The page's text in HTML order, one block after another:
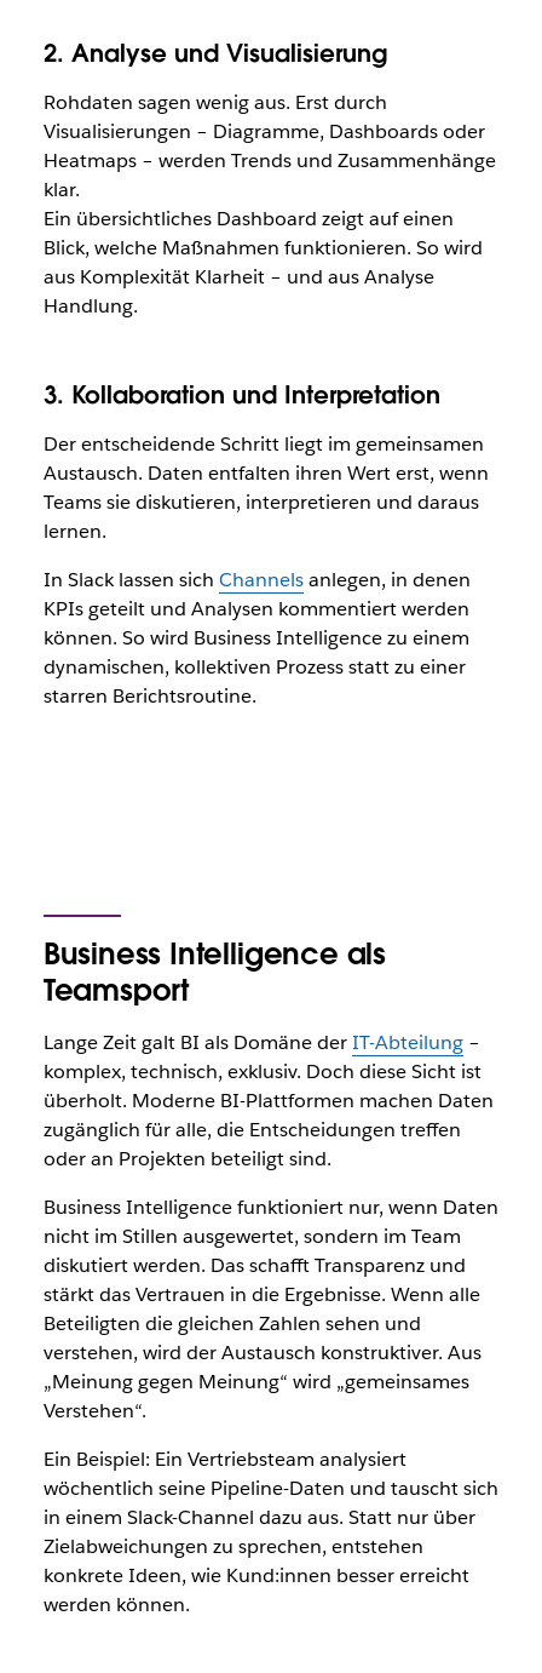
2. Analyse und Visualisierung
Rohdaten sagen wenig aus. Erst durch
Visualisierungen – Diagramme, Dashboards oder
Heatmaps – werden Trends und Zusammenhänge
klar.
Ein übersichtliches Dashboard zeigt auf einen
Blick, welche Maßnahmen funktionieren. So wird
aus Komplexität Klarheit – und aus Analyse
Handlung.
3. Kollaboration und Interpretation
Der entscheidende Schritt liegt im gemeinsamen
Austausch. Daten entfalten ihren Wert erst, wenn
Teams sie diskutieren, interpretieren und daraus
lernen.
In Slack lassen sich Channelsanlegen, in denen
KPIs geteilt und Analysen kommentiert werden
können. So wird Business Intelligence zu einem
dynamischen, kollektiven Prozess statt zu einer
starren Berichtsroutine.
Business Intelligence als
Teamsport
Lange Zeit galt BI als Domäne derIT-Abteilung–
komplex, technisch, exklusiv. Doch diese Sicht ist
überholt. Moderne BI-Plattformen machen Daten
zugänglich für alle, die Entscheidungen treffen
oder an Projekten beteiligt sind.
Business Intelligence funktioniert nur, wenn Daten
nicht im Stillen ausgewertet, sondern im Team
diskutiert werden. Das schafft Transparenz und
stärkt das Vertrauen in die Ergebnisse. Wenn alle
Beteiligten die gleichen Zahlen sehen und
verstehen, wird der Austausch konstruktiver. Aus
„Meinung gegen Meinung“ wird „gemeinsames
Verstehen“.
Ein Beispiel: Ein Vertriebsteam analysiert
wöchentlich seine Pipeline-Daten und tauscht sich
in einem Slack-Channel dazu aus. Statt nur über
Zielabweichungen zu sprechen, entstehen
konkrete Ideen, wie Kund:innen besser erreicht
werden können.